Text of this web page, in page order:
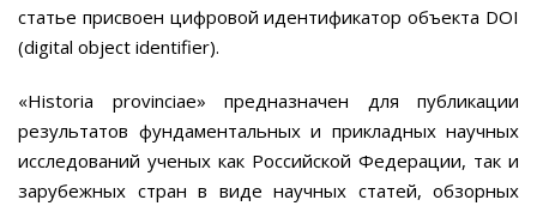
статье присвоен цифровой идентификатор объекта DOI
(digital object identifier).
«Historia provinciae» предназначен для публикации
результатов фундаментальных и прикладных научных
исследований ученых как Российской Федерации, так и
зарубежных стран в виде научных статей, обзорных